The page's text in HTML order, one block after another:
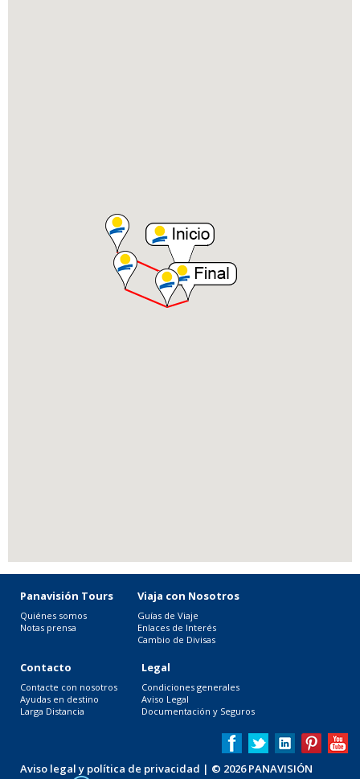
Panavisión Tours
Quiénes somos
Notas prensa
Viaja con Nosotros
Guías de Viaje
Enlaces de Interés
Cambio de Divisas
Contacto
Contacte con nosotros
Ayudas en destino
Larga Distancia
Legal
Condiciones generales
Aviso Legal
Documentación y Seguros
Aviso legal y política de privacidad | © 2026 PANAVISIÓN